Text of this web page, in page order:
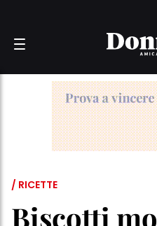
/ RICETTE
Biscotti